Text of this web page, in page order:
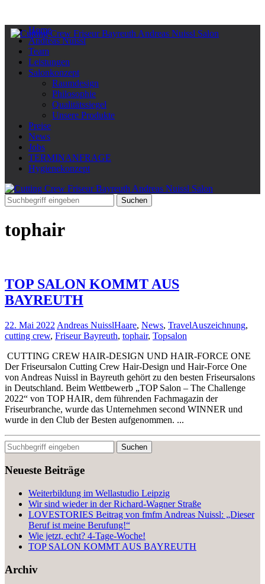
Home
Andreas Nuissl
Team
Leistungen
Salonkonzept
Raumdesign
Philosophie
Qualitätssiegel
Unsere Produkte
Preise
News
Jobs
TERMINANFRAGE
Hygienekonzept
tophair
TOP SALON KOMMT AUS
BAYREUTH
22. Mai 2022 Andreas NuisslHaare, News, TravelAuszeichnung,
cutting crew, Friseur Bayreuth, tophair, Topsalon
CUTTING CREW HAIR-DESIGN UND HAIR-FORCE ONE
Der Friseursalon Cutting Crew Hair-Design und Hair-Force One
von Andreas Nuissl in Bayreuth gehört zu den besten Friseursalons
in Deutschland. Beim Wettbewerb „TOP Salon – The Challenge
2022“ von TOP HAIR, dem führenden Fachmagazin der
Friseurbranche, wurde das Unternehmen second WINNER und
wurde in den Club der Besten aufgenommen. ...
Neueste Beiträge
Weiterbildung im Wellastudio Leipzig
Wir sind wieder in der Richard-Wagner Straße
LOVESTORIES Beitrag von fmfm Andreas Nuissl: „Dieser
Beruf ist meine Berufung!“
Wie jetzt, echt? 4-Tage-Woche!
TOP SALON KOMMT AUS BAYREUTH
Archiv